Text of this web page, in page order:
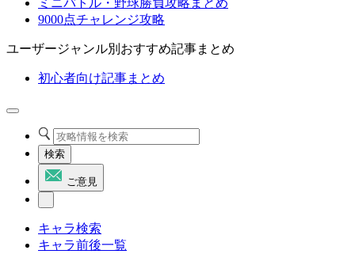
ミニバトル・野球勝負攻略まとめ
9000点チャレンジ攻略
ユーザージャンル別おすすめ記事まとめ
初心者向け記事まとめ
検索
ご意見
キャラ検索
キャラ前後一覧